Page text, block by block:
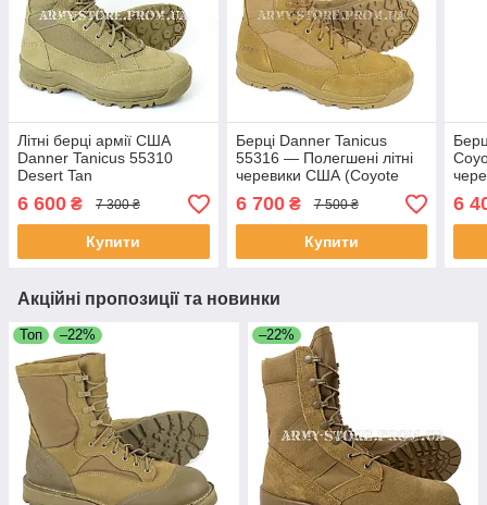
Літні берці армії США
Danner Tanicus 55310
Desert Tan
6 600 ₴ 7 300 ₴
Купити
Берці Danner Tanicus
55316 — Полегшені літні
черевики США (Coyote
Brown), 10.0US (43)
6 700₴ 7 500 ₴
Купити
6
Акційні пропозиції та новинки
Топ –22% –22%